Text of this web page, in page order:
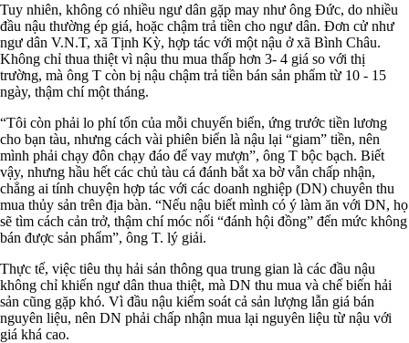
Tuy nhiên, không có nhiều ngư dân gặp may như ông Đức, do nhiều
đầu nậu thường ép giá, hoặc chậm trả tiền cho ngư dân. Đơn cử như
ngư dân V.N.T, xã Tịnh Kỳ, hợp tác với một nậu ở xã Bình Châu.
Không chỉ thua thiệt vì nậu thu mua thấp hơn 3- 4 giá so với thị
trường, mà ông T còn bị nậu chậm trả tiền bán sản phẩm từ 10 - 15
ngày, thậm chí một tháng.
“Tôi còn phải lo phí tổn của mỗi chuyến biển, ứng trước tiền lương
cho bạn tàu, nhưng cách vài phiên biển là nậu lại “giam” tiền, nên
mình phải chạy đôn chạy đáo để vay mượn”, ông T bộc bạch. Biết
vậy, nhưng hầu hết các chủ tàu cá đánh bắt xa bờ vẫn chấp nhận,
chẳng ai tính chuyện hợp tác với các doanh nghiệp (DN) chuyên thu
mua thủy sản trên địa bàn. “Nếu nậu biết mình có ý làm ăn với DN, họ
sẽ tìm cách cản trở, thậm chí móc nối “đánh hội đồng” đến mức không
bán được sản phẩm”, ông T. lý giải.
Thực tế, việc tiêu thụ hải sản thông qua trung gian là các đầu nậu
không chỉ khiến ngư dân thua thiệt, mà DN thu mua và chế biến hải
sản cũng gặp khó. Vì đầu nậu kiểm soát cả sản lượng lẫn giá bán
nguyên liệu, nên DN phải chấp nhận mua lại nguyên liệu từ nậu với
giá khá cao.